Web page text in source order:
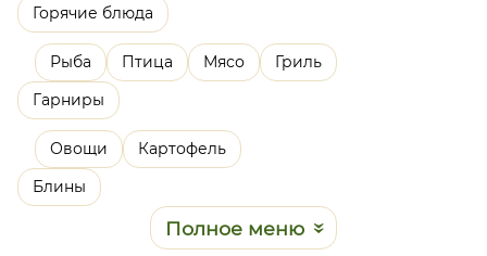
Горячие блюда
Рыба Птица Мясо
Гриль
Гарниры
Овощи
Картофель
Блины
Полное меню